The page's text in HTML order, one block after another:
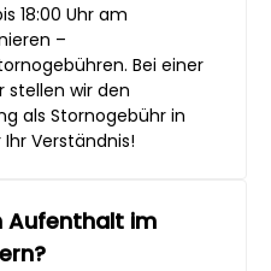
18:00 Uhr am
–
Bei einer
stellen wir den
als Stornogebühr in
Verständnis!
Aufenthalt im